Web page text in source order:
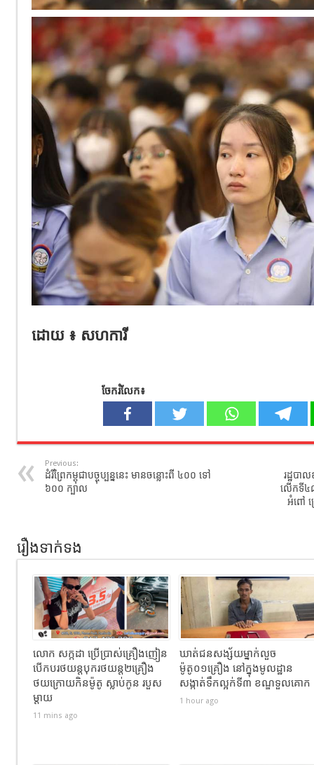
ដោយ ៖ សហការី
ចែករំលែក៖
Previous:
ដំរីព្រៃកម្ពុជាបច្ចុប្បន្ននេះ មានចន្លោះពី ៤០០ ទៅ
៦០០ ក្បាល
រដ្ឋបា
លើកទី៤
អំពៅ
រឿងទាក់ទង
លោក សក្កដា ប្រើប្រាស់គ្រឿងញៀន
បើកបរថយន្តបុករថយន្ត២គ្រឿង
ថយក្រោយកិនម៉ូតូ ស្លាប់កូន របួស
ម្ដាយ
11 mins ago
ឃាត់ជនសង្ស័យម្នាក់លួច
ម៉ូតូ០១គ្រឿង នៅក្នុងមូលដ្ឋាន
សង្កាត់ទឹកល្អក់ទី៣ ខណ្ឌទួលគោក
1 hour ago